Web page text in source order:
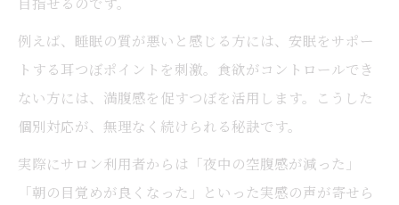
例えば、睡眠の質が悪いと感じる方には、安眠をサポー
トする耳つぼポイントを刺激。食欲がコントロールでき
ない方には、満腹感を促すつぼを活用します。こうした
個別対応が、無理なく続けられる秘訣です。
実際にサロン利用者からは「夜中の空腹感が減った」
「朝の目覚めが良くなった」といった実感の声が寄せら